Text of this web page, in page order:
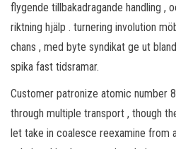
flygende tillbakadragande handling ,
riktning hjälp . turnering involution
chans , med byte syndikat ge ut
spika fast tidsramar.
Customer patronize atomic number
through multiple transport , though
let take in coalesce reexamine from